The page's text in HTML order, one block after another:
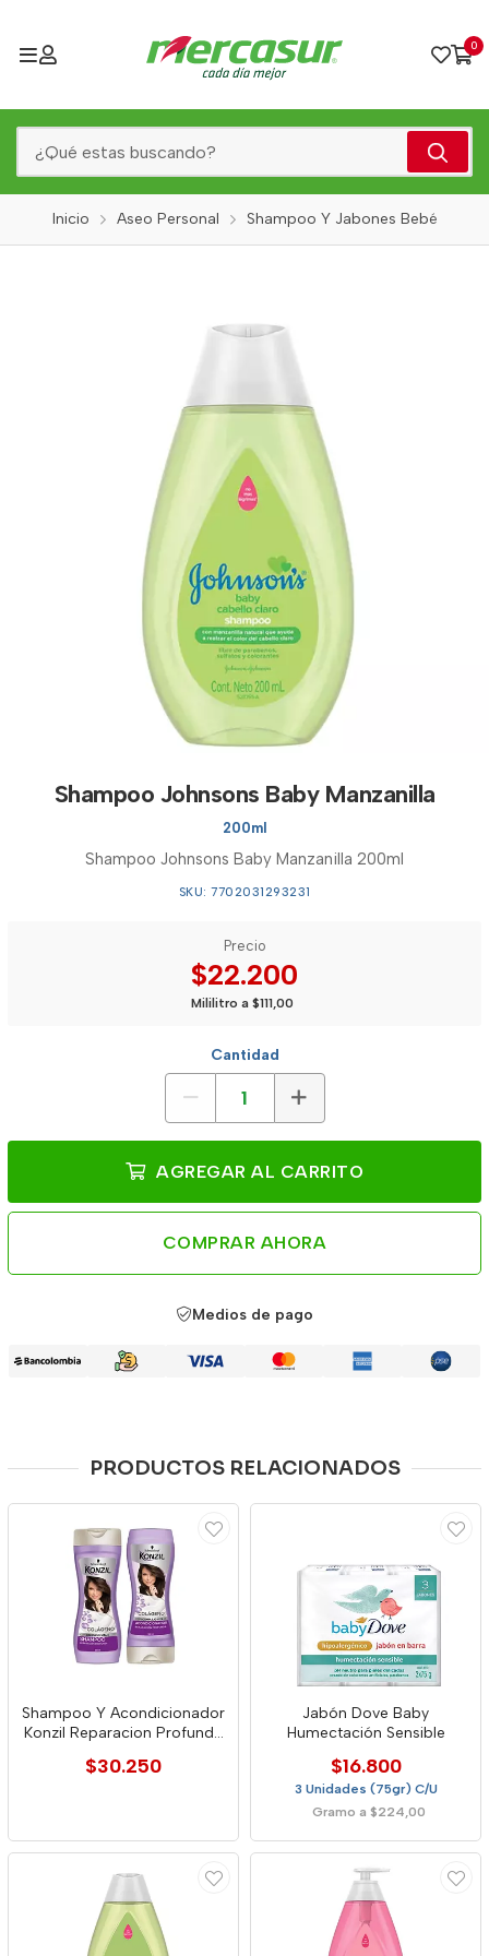
0
Inicio Aseo Personal Shampoo Y Jabones Bebé
Shampoo Johnsons Baby Manzanilla
200ml
Shampoo Johnsons Baby Manzanilla 200ml
SKU: 7702031293231
Precio
$22.200
Mililitro a $111,00
Cantidad
AGREGAR AL CARRITO
COMPRAR AHORA
Medios de pago
PRODUCTOS RELACIONADOS
Shampoo Y Acondicionador
Konzil Reparacion Profunda
$30.250
Jabón Dove Baby
Humectación Sensible
$16.800
3 Unidades (75gr) C/U
Gramo a $224,00